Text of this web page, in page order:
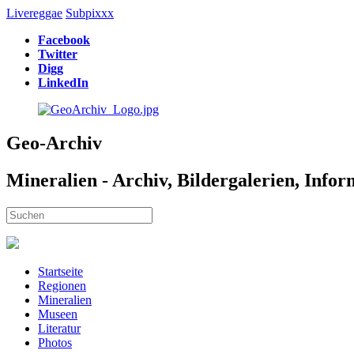
Livereggae Subpixxx
Facebook
Twitter
Digg
LinkedIn
Geo-Archiv
Mineralien - Archiv, Bildergalerien,
Startseite
Regionen
Mineralien
Museen
Literatur
Photos